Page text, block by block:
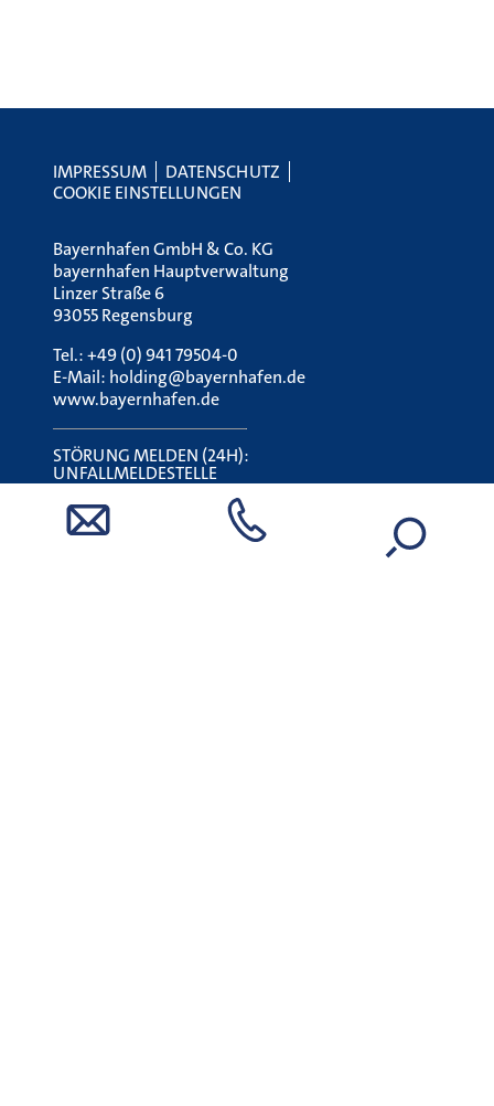
IMPRESSUM
DATENSCHUTZ
COOKIE EINSTELLUNGEN
Bayernhafen GmbH & Co. KG
bayernhafen Hauptverwaltung
Linzer Straße 6
93055 Regensburg
Tel.:+49 (0) 941 79504-0
E-Mail: holding@bayernhafen.de
www.bayernhafen.de
STÖRUNG MELDEN (24H):
UNFALLMELDESTELLE